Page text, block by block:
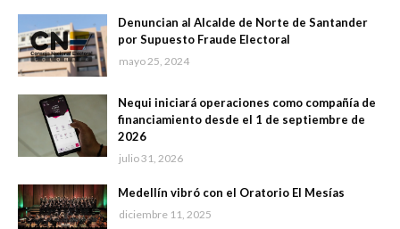
Denuncian al Alcalde de Norte de Santander
por Supuesto Fraude Electoral
mayo 25, 2024
Nequi iniciará operaciones como compañía de
financiamiento desde el 1 de septiembre de
2026
julio 31, 2026
Medellín vibró con el Oratorio El Mesías
diciembre 11, 2025